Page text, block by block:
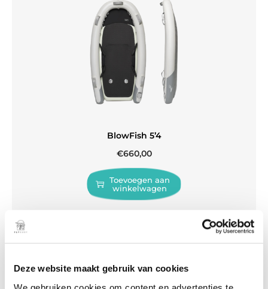
Deze website maakt gebruik van cookies
BlowFish 5’4
€660,00
Toevoegen aan
winkelwagen